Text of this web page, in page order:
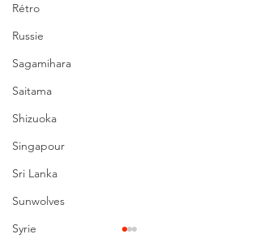
Rétro
Russie
Sagamihara
Saitama
Shizuoka
Singapour
Sri Lanka
Sunwolves
Syrie